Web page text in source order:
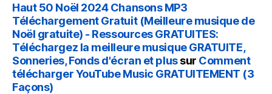
Haut 50 Noël 2024 Chansons MP3
Téléchargement Gratuit (Meilleure musique de
Noël gratuite) - Ressources GRATUITES:
Téléchargez la meilleure musique GRATUITE,
Sonneries, Fonds d'écran et plussur Comment
télécharger YouTube Music GRATUITEMENT (3
Façons)